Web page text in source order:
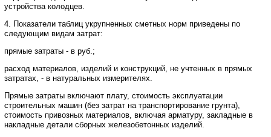
устройства колодцев.
4. Показатели таблиц укрупненных сметных норм приведены по
следующим видам затрат:
прямые затраты - в руб.;
расход материалов, изделий и конструкций, не учтенных в прямых
затратах, - в натуральных измерителях.
Прямые затраты включают плату, стоимость эксплуатации
строительных машин (без затрат на транспортирование грунта),
стоимость привозных материалов, включая арматуру, закладные в
накладные детали сборных железобетонных изделий.